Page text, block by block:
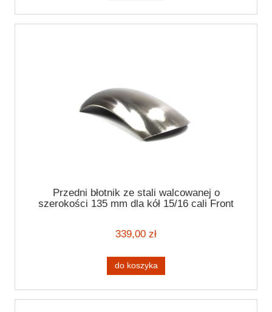
Przedni błotnik ze stali walcowanej o
szerokości 135 mm dla kół 15/16 cali Front
339,00 zł
do koszyka